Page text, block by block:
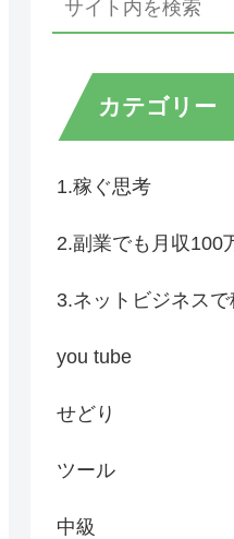
カテゴリー
1.稼ぐ思考
2.副業でも月収100
3.ネットビジネス
you tube
せどり
ツール
中級